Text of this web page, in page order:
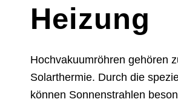
Heizung
Hochvakuumröhren gehören
Solarthermie. Durch die
können Sonnenstrahlen